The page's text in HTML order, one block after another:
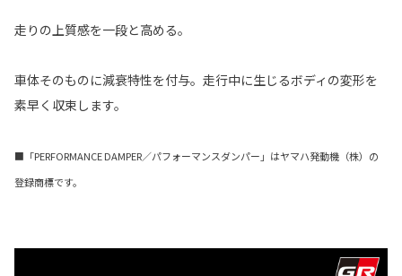
走りの上質感を一段と高める。
車体そのものに減衰特性を付与。走行中に生じるボディの変形を
素早く収束します。
■「PERFORMANCE DAMPER／パフォーマンスダンパー」はヤマハ発動機（株）の
登録商標です。